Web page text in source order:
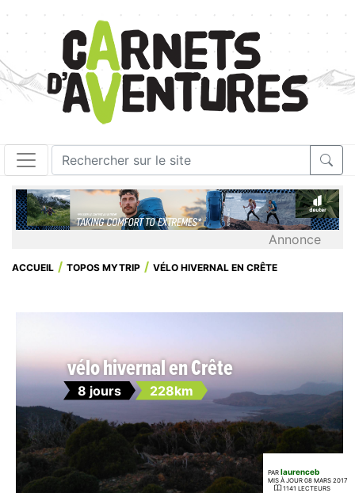
Annonce
ACCUEIL TOPOS MYTRIP VÉLO HIVERNAL EN CRÊTE
vélo hivernal en Crête
8 jours 228km
PAR laurenceb
MIS À JOUR 08 MARS 2017
1141 LECTEURS